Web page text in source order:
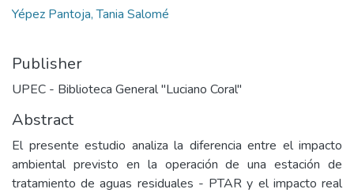
Yépez Pantoja, Tania Salomé
Publisher
UPEC - Biblioteca General "Luciano Coral"
Abstract
El presente estudio analiza la diferencia entre el impacto
ambiental previsto en la operación de una estación de
tratamiento de aguas residuales - PTAR y el impacto real